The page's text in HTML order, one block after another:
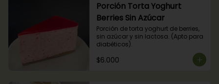
Porción Torta Yoghurt
Berries Sin Azúcar
Porción de torta yoghurt de berries,
sin azúcar y sin lactosa. (Apto para
diabéticos).
$6.000